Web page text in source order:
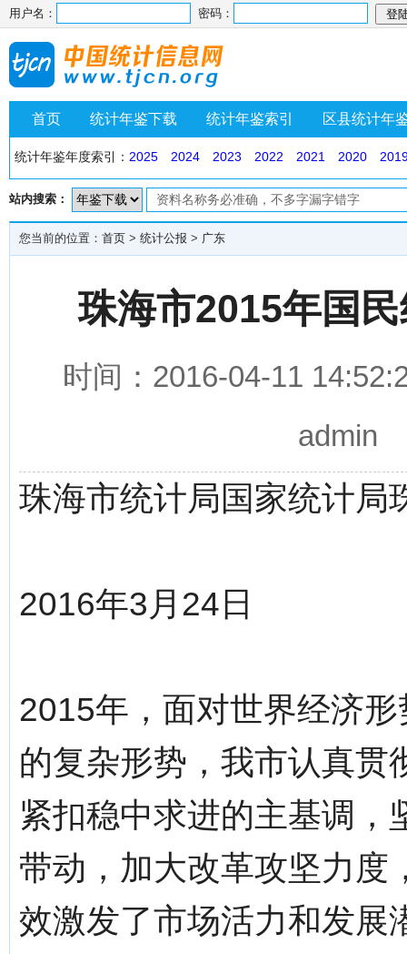
用户名： 密码：
首页 统计年鉴下载 统计年鉴索引 区县统计年
统计年鉴年度索引： 2025 2024 2023 2022 2021 2020
站内搜索：
您当前的位置： 首页 > 统计公报 > 广东
珠海市2015年国
时间：2016-04-11
admin
珠海市统计局国家统计局
2016年3月24日
2015年，面对世界经济
的复杂形势，我市认真贯
紧扣稳中求进的主基调，
带动，加大改革攻坚力度
效激发了市场活力和发展